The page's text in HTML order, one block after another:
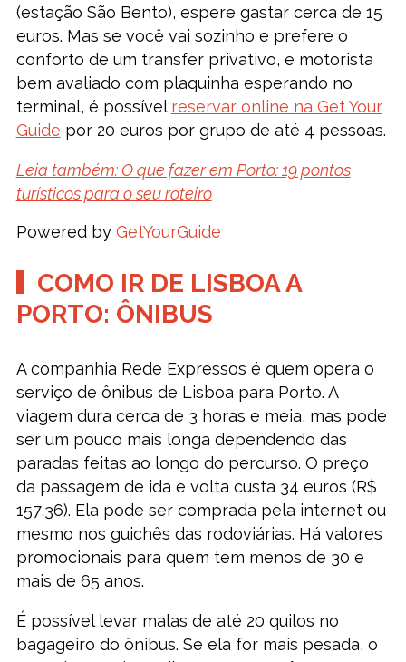
(estação São Bento), espere gastar cerca de 15
euros. Mas se você vai sozinho e prefere o
conforto de um transfer privativo, e motorista
bem avaliado com plaquinha esperando no
terminal, é possível reservar online na Get Your
Guide por 20 euros por grupo de até 4 pessoas.
Leia também: O que fazer em Porto: 19 pontos
turísticos para o seu roteiro
Powered by GetYourGuide
COMO IR DE LISBOA A
PORTO: ÔNIBUS
A companhia Rede Expressos é quem opera o
serviço de ônibus de Lisboa para Porto. A
viagem dura cerca de 3 horas e meia, mas pode
ser um pouco mais longa dependendo das
paradas feitas ao longo do percurso. O preço
da passagem de ida e volta custa 34 euros (R$
157,36). Ela pode ser comprada pela internet ou
mesmo nos guichês das rodoviárias. Há valores
promocionais para quem tem menos de 30 e
mais de 65 anos.
É possível levar malas de até 20 quilos no
bagageiro do ônibus. Se ela for mais pesada, o